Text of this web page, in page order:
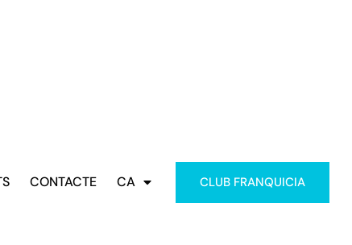
CONTACTE CA CLUB FRANQUICIA